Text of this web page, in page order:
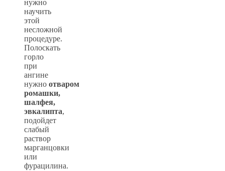
нужно
научить
этой
несложной
процедуре.
Полоскать
горло
при
ангине
нужно отваром
ромашки,
шалфея,
эвкалипта,
подойдет
слабый
раствор
марганцовки
или
фурацилина.